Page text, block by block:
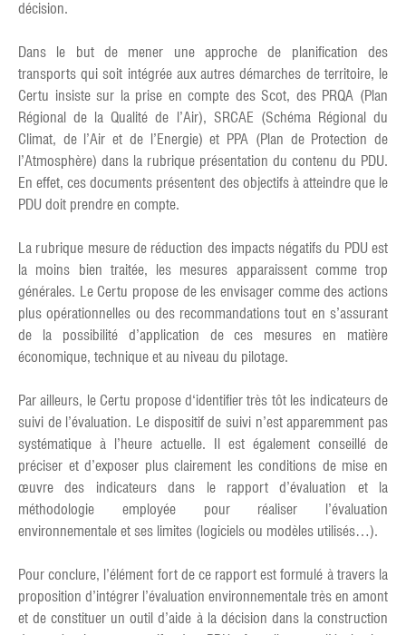
décision.
Dans le but de mener une approche de planification des
transports qui soit intégrée aux autres démarches de territoire, le
Certu insiste sur la prise en compte des Scot, des PRQA (Plan
Régional de la Qualité de l’Air), SRCAE (Schéma Régional du
Climat, de l’Air et de l’Energie) et PPA (Plan de Protection de
l’Atmosphère) dans la rubrique présentation du contenu du PDU.
En effet, ces documents présentent des objectifs à atteindre que le
PDU doit prendre en compte.
La rubrique mesure de réduction des impacts négatifs du PDU est
la moins bien traitée, les mesures apparaissent comme trop
générales. Le Certu propose de les envisager comme des actions
plus opérationnelles ou des recommandations tout en s’assurant
de la possibilité d’application de ces mesures en matière
économique, technique et au niveau du pilotage.
Par ailleurs, le Certu propose d‘identifier très tôt les indicateurs de
suivi de l’évaluation. Le dispositif de suivi n’est apparemment pas
systématique à l’heure actuelle. Il est également conseillé de
préciser et d’exposer plus clairement les conditions de mise en
œuvre des indicateurs dans le rapport d’évaluation et la
méthodologie employée pour réaliser l’évaluation
environnementale et ses limites (logiciels ou modèles utilisés…).
Pour conclure, l’élément fort de ce rapport est formulé à travers la
proposition d’intégrer l’évaluation environnementale très en amont
et de constituer un outil d’aide à la décision dans la construction